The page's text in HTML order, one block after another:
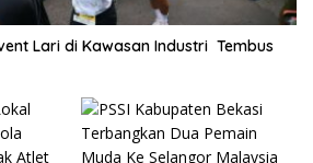
Lari di Kawasan Industri Tembus